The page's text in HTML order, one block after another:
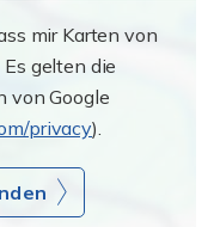
mir Karten von
gelten die
von Google
privacy).